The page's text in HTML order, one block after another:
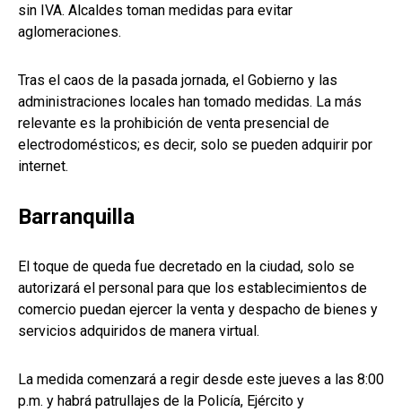
sin IVA. Alcaldes toman medidas para evitar
aglomeraciones.
Tras el caos de la pasada jornada, el Gobierno y las
administraciones locales han tomado medidas. La más
relevante es la prohibición de venta presencial de
electrodomésticos; es decir, solo se pueden adquirir por
internet.
Barranquilla
El toque de queda fue decretado en la ciudad, solo se
autorizará el personal para que los establecimientos de
comercio puedan ejercer la venta y despacho de bienes y
servicios adquiridos de manera virtual.
La medida comenzará a regir desde este jueves a las 8:00
p.m. y habrá patrullajes de la Policía, Ejército y